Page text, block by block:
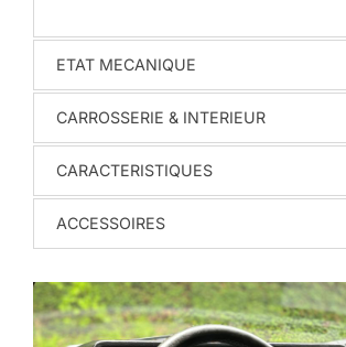
ETAT MECANIQUE
CARROSSERIE & INTERIEUR
CARACTERISTIQUES
ACCESSOIRES